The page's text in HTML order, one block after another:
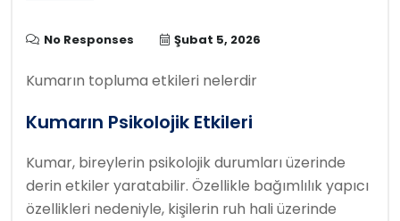
No Responses Şubat 5, 2026
Kumarın topluma etkileri nelerdir
Kumarın Psikolojik Etkileri
Kumar, bireylerin psikolojik durumları üzerinde
derin etkiler yaratabilir. Özellikle bağımlılık yapıcı
özellikleri nedeniyle, kişilerin ruh hali üzerinde